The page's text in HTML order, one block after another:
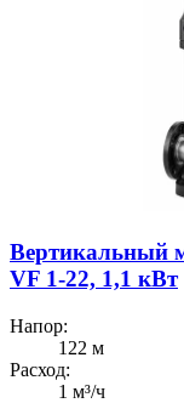
Вертикальный
VF 1-22, 1,1 кВт
Напор:
122 м
Расход:
1 м³/ч